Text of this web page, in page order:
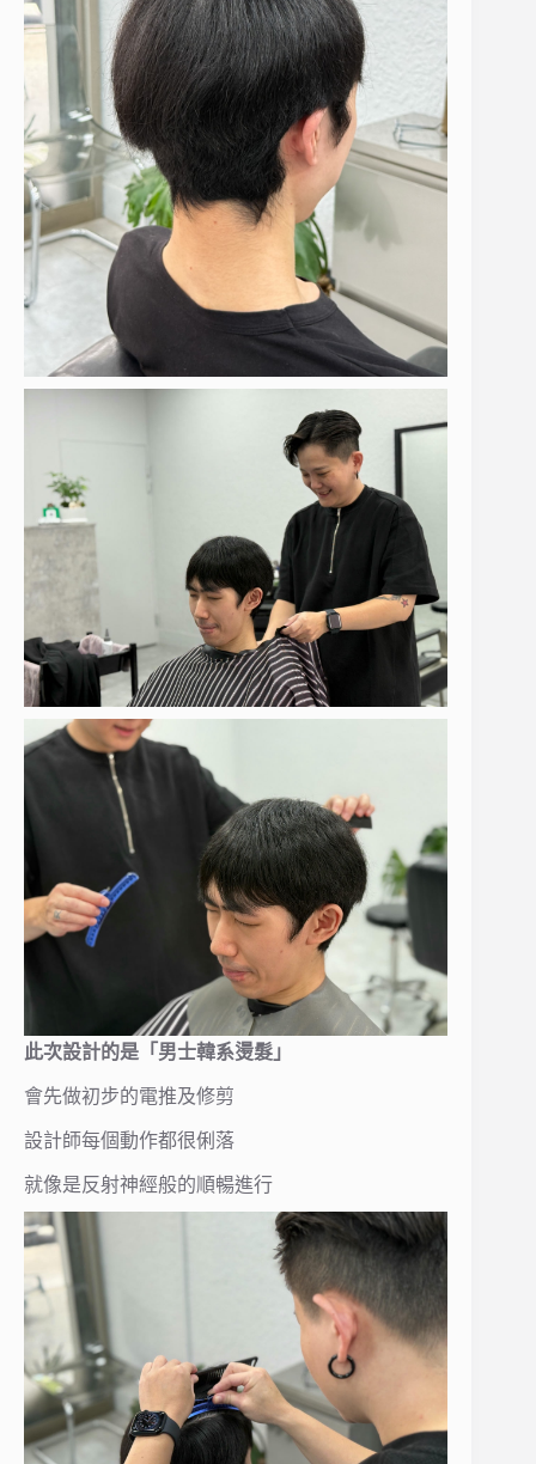
此次設計的是「男士韓系燙髮」
會先做初步的電推及修剪
設計師每個動作都很俐落
就像是反射神經般的順暢進行